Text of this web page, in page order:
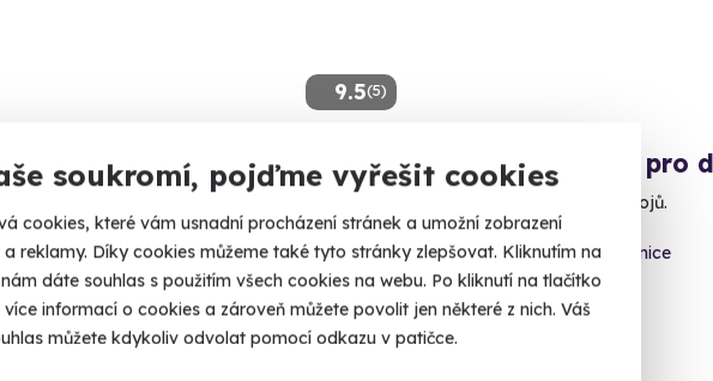
soukromí, pojďme vyřešit cookies
cookies, které vám usnadní procházení stránek a umožní zobrazení
reklamy. Díky cookies můžeme také tyto stránky zlepšovat. Kliknutím na
nám dáte souhlas s použitím všech cookies na webu. Po kliknutí na tlačítko
informací o cookies a zároveň můžete povolit jen některé z nich. Váš
můžete kdykoliv odvolat pomocí odkazu v patičce.
9.5(5)
střelba: Dlouhé zbraně - 6
si zastřílíte pětkrát - celkem 30 výstřelů.
- vnitřní střelnice
lokalit)
Zážitková střelba pro
Připravte se na nálož 80 nábojů.
Otrokovice - vnitřní střelnice
(+ 28 dalších lokalit)
1 999 Kč